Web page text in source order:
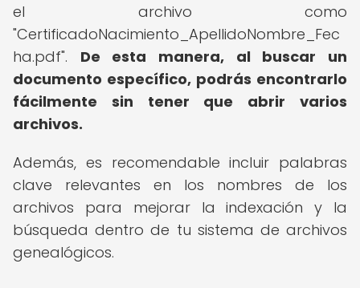
el archivo como
"CertificadoNacimiento_ApellidoNombre_Fec
ha.pdf". De esta manera, al buscar un
documento específico, podrás encontrarlo
fácilmente sin tener que abrir varios
archivos.
Además, es recomendable incluir palabras
clave relevantes en los nombres de los
archivos para mejorar la indexación y la
búsqueda dentro de tu sistema de archivos
genealógicos.